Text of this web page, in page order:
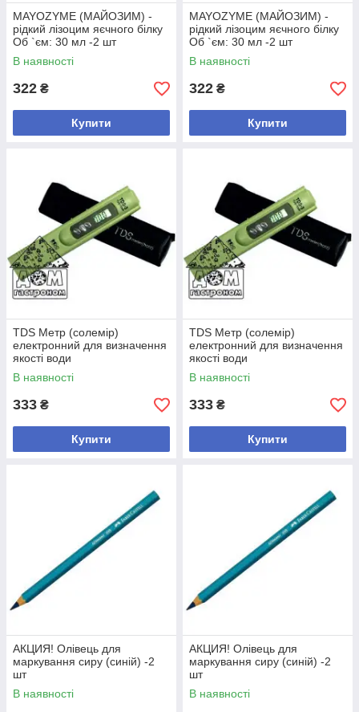
MAYOZYME (МАЙОЗИМ) -
рідкий лізоцим яєчного білку
Об `єм: 30 мл -2 шт
В наявності
322 ₴
Купити
MAYOZYME (МАЙОЗИМ) -
рідкий лізоцим яєчного білку
Об `єм: 30 мл -2 шт
В наявності
322 ₴
Купити
TDS Метр (солемір)
електронний для визначення
якості води
В наявності
333 ₴
Купити
TDS Метр (солемір)
електронний для визначення
якості води
В наявності
333 ₴
Купити
АКЦИЯ! Олівець для
маркування сиру (синій) -2
шт
В наявності
АКЦИЯ! Олівець для
маркування сиру (синій) -2
шт
В наявності